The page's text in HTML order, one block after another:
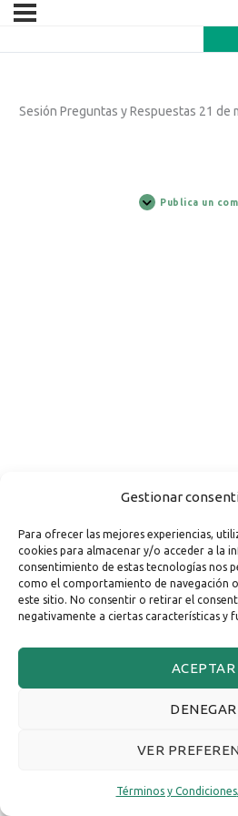
Gestionar
Para ofrecer las mejores experiencias,
cookies para almacenar y/o acceder a la
consentimiento de estas tecnologías nos
como el comportamiento de navegación
este sitio. No consentir o retirar el
negativamente a ciertas características y
ACEPTAR
DENEGAR
VER
Términos y Condiciones
Sesión Preguntas y Respuestas 21 de
Publica un